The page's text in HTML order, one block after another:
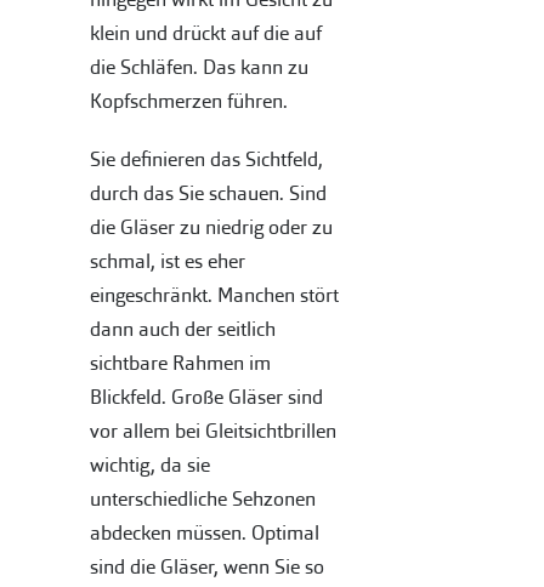
klein und drückt auf die auf
die Schläfen. Das kann zu
Kopfschmerzen führen.
Sie definieren das Sichtfeld,
durch das Sie schauen. Sind
die Gläser zu niedrig oder zu
schmal, ist es eher
eingeschränkt. Manchen stört
dann auch der seitlich
sichtbare Rahmen im
Blickfeld. Große Gläser sind
vor allem bei Gleitsichtbrillen
wichtig, da sie
unterschiedliche Sehzonen
abdecken müssen. Optimal
sind die Gläser, wenn Sie so